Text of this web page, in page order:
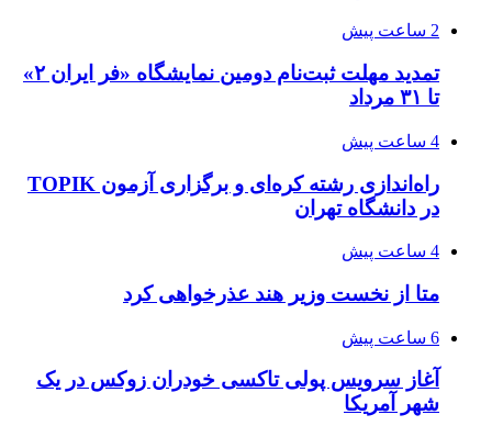
2 ساعت پیش
تمدید مهلت ثبت‌نام دومین نمایشگاه «فر ایران ۲»
تا ۳۱ مرداد
4 ساعت پیش
راه‌اندازی رشته کره‌ای و برگزاری آزمون TOPIK
در دانشگاه تهران
4 ساعت پیش
متا از نخست وزیر هند عذرخواهی کرد
6 ساعت پیش
آغاز سرویس پولی تاکسی خودران زوکس در یک
شهر آمریکا